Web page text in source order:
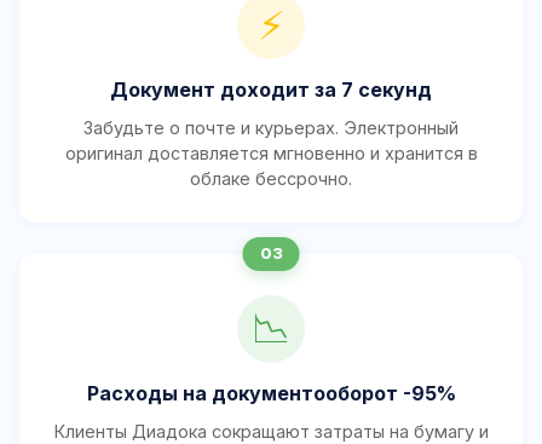
⚡
Документ доходит за 7 секунд
Забудьте о почте и курьерах. Электронный
оригинал доставляется мгновенно и хранится в
облаке бессрочно.
📉
Расходы на документооборот -95%
Клиенты Диадока сокращают затраты на бумагу и